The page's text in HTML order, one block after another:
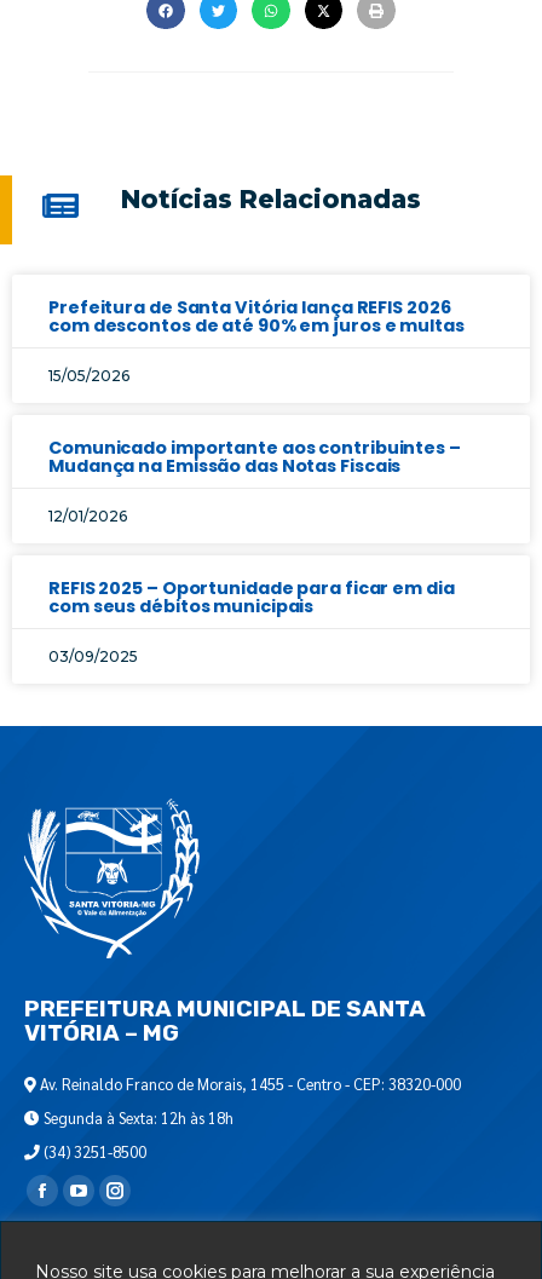
Nosso site usa cookies para melhorar a sua experiência
Notícias Relacionadas
Prefeitura de Santa Vitória lança REFIS 2026
com descontos de até 90% em juros e multas
15/05/2026
Comunicado importante aos contribuintes –
Mudança na Emissão das Notas Fiscais
12/01/2026
REFIS 2025 – Oportunidade para ficar em dia
com seus débitos municipais
03/09/2025
PREFEITURA MUNICIPAL DE SANTA
VITÓRIA – MG
Av. Reinaldo Franco de Morais, 1455 - Centro - CEP: 38320-000
Segunda à Sexta: 12h às 18h
(34) 3251-8500
Encontre-nos em: